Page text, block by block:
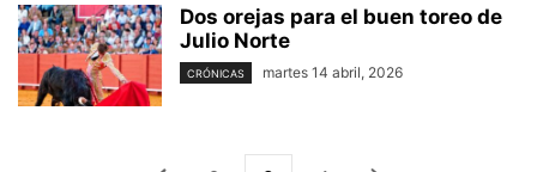
Dos orejas para el buen toreo de
Julio Norte
CRÓNICAS martes 14 abril, 2026